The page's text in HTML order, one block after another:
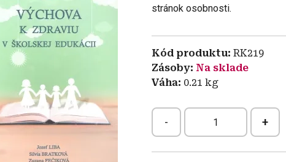
stránok osobnosti.
Kód produktu RK219
Zásoby Na sklade
Váha 0.21 kg
- +